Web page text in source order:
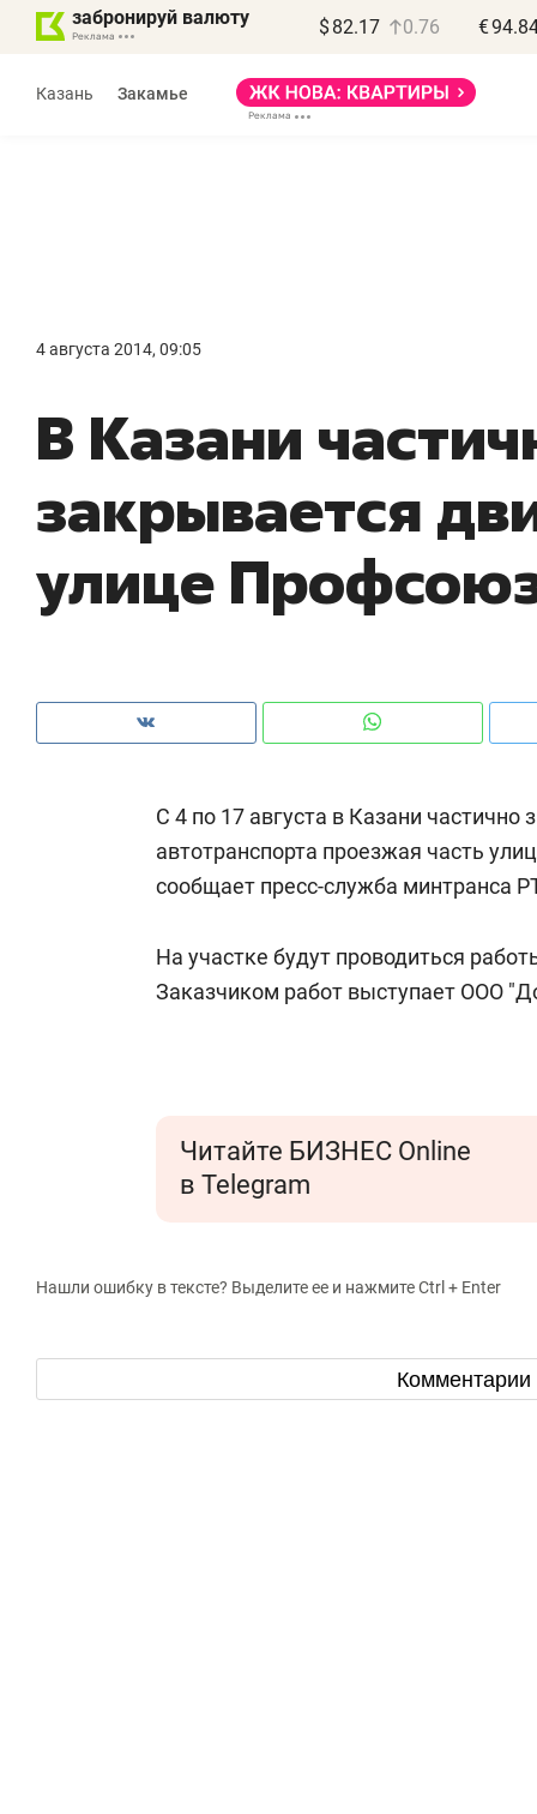
забронируй валюту $ 82.17 0.76 €
Казань Закамье
4 августа 2014, 09:05
В Казани
закрывается
улице
С 4 по 17 августа в Казани
автотранспорта проезжая часть
сообщает пресс-служба минтранса
На участке будут проводиться
Заказчиком работ выступает ООО
Читайте БИЗНЕС Online
в Telegram
Нашли ошибку в тексте? Выделите ее и нажмите Ctrl + Enter
Комментарии
правил, бизнес может
потерять минимум
Как бизнесу выйти на зарубежные
рынки, почему надо знать аксакалов и
чем интересен Оман?
Оставить шум за волной: как
Рекомендуем